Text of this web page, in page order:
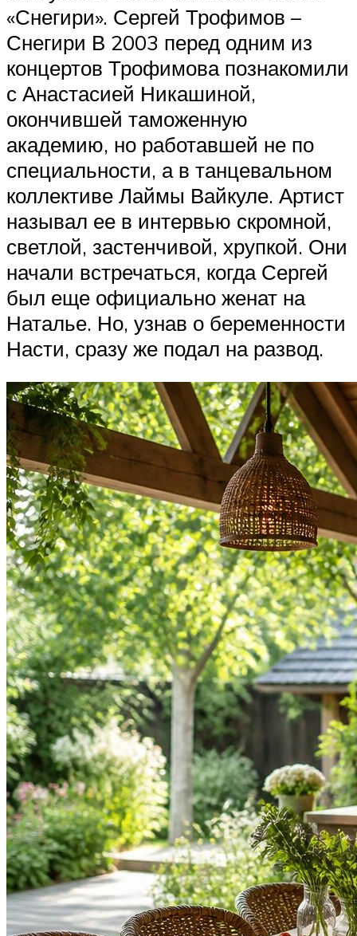
«Снегири». Сергей Трофимов –
Снегири В 2003 перед одним из
концертов Трофимова познакомили
с Анастасией Никашиной,
окончившей таможенную
академию, но работавшей не по
специальности, а в танцевальном
коллективе Лаймы Вайкуле. Артист
называл ее в интервью скромной,
светлой, застенчивой, хрупкой. Они
начали встречаться, когда Сергей
был еще официально женат на
Наталье. Но, узнав о беременности
Насти, сразу же подал на развод.